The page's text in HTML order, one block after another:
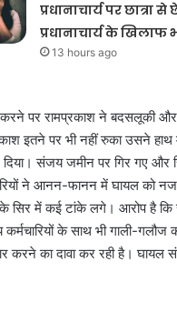
प्रधानाचार्य पर छात्रा
प्रधानाचार्य के खिलाफ
13 hours ago
पर रामप्रकाश ने बदसलूकी
इतने पर भी नहीं रुका उसने
दिया। संजय जमीन पर गिर गए
ने आनन-फानन में घायल को
के सिर में कई टांके लगे। आरोप है
के साथ भी गाली-गलौज
करने का दावा कर रही है। घायल